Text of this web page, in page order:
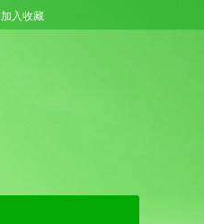
加入收藏